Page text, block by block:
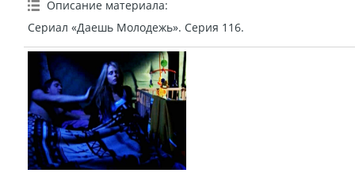
Описание материала:
Сериал «Даешь Молодежь». Серия 116.